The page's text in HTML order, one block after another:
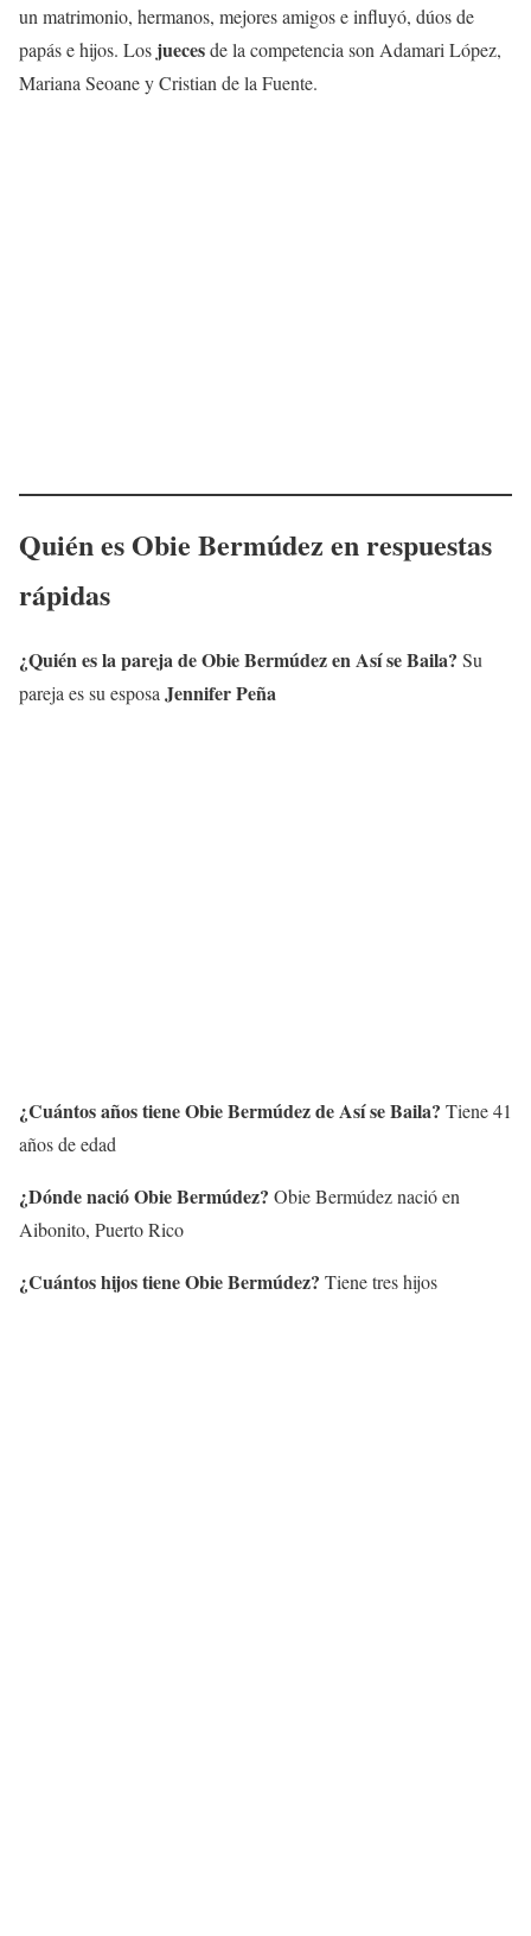
un matrimonio, hermanos, mejores amigos e influyó, dúos de
papás e hijos. Los juecesde la competencia son Adamari López,
Mariana Seoane y Cristian de la Fuente.
Quién esObie Bermúdez en respuestas
rápidas
¿Quién es la pareja de Obie Bermúdezen Así se Baila? Su
pareja es su esposa Jennifer Peña
¿Cuántos años tieneObie Bermúdezde Así se Baila? Tiene 41
años de edad
¿Dónde nació Obie Bermúdez? Obie Bermúdez nació en
Aibonito, Puerto Rico
¿Cuántos hijos tieneObie Bermúdez? Tiene tres hijos